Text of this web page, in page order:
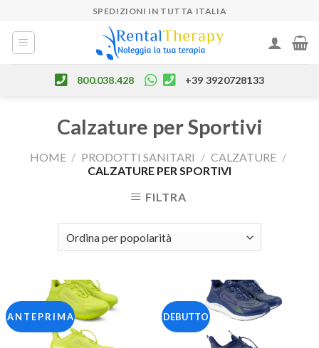
content
SPEDIZIONI IN TUTTA ITALIA
800.038.428 +39 3920728133
Calzature per Sportivi
HOME / PRODOTTI SANITARI / CALZATURE /
CALZATURE PER SPORTIVI
FILTRA
A N T E P R I M A DEBUTTO